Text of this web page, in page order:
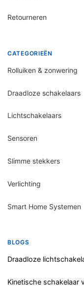
Retourneren
CATEGORIEËN
Rolluiken & zonwering
Draadloze schakelaars
Lichtschakelaars
Sensoren
Slimme stekkers
Verlichting
Smart Home Systemen
BLOGS
Draadloze
Kinetische schakelaar